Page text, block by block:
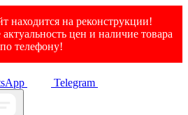
находится на реконструкции!
цен и наличие товара
по телефону!
Telegram